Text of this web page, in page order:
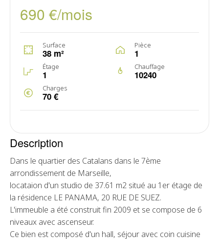
690 €/mois
Surface
38 m²
Pièce
1
Étage
1
Chauffage
10240
Charges
70 €
Description
Dans le quartier des Catalans dans le 7ème
arrondissement de Marseille,
locataion d'un studio de 37.61 m2 situé au 1er étage de
la résidence LE PANAMA, 20 RUE DE SUEZ.
L'immeuble a été construit fin 2009 et se compose de 6
niveaux avec ascenseur.
Ce bien est composé d'un hall, séjour avec coin cuisine